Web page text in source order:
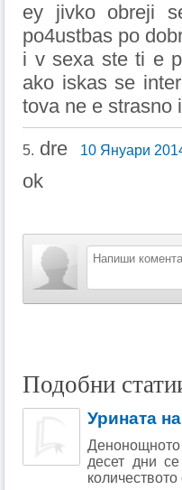
ey jivko obreji
po4ustbas po
i v sexa ste ti e
ako iskas se
tova ne e strasno
5. dre 10 Януари
ok
Подобни
Урината
десет дни
количеството